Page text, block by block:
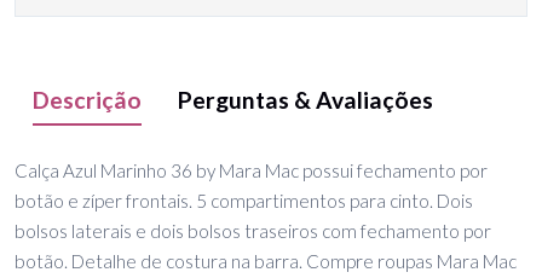
Descrição Perguntas & Avaliações
Calça Azul Marinho 36 by Mara Mac possui fechamento por
botão e zíper frontais. 5 compartimentos para cinto. Dois
bolsos laterais e dois bolsos traseiros com fechamento por
botão. Detalhe de costura na barra. Compre roupas Mara Mac